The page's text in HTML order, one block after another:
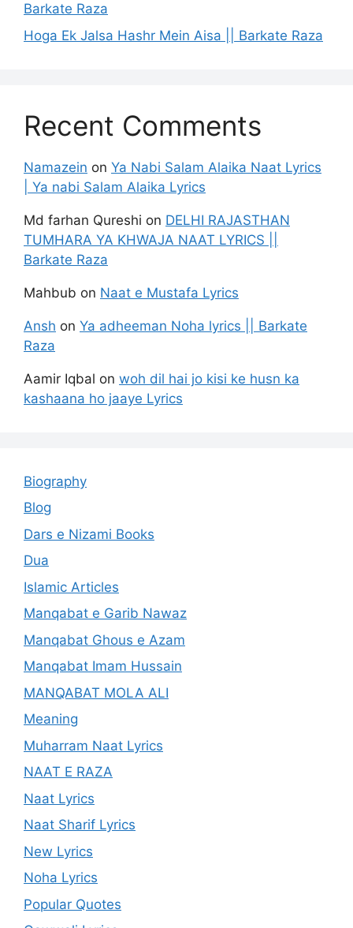
Barkate Raza
Hoga Ek Jalsa Hashr Mein Aisa || Barkate Raza
Recent Comments
Namazein on Ya Nabi Salam Alaika Naat Lyrics
| Ya nabi Salam Alaika Lyrics
Md farhan Qureshi on DELHI RAJASTHAN
TUMHARA YA KHWAJA NAAT LYRICS ||
Barkate Raza
Mahbub on Naat e Mustafa Lyrics
Ansh on Ya adheeman Noha lyrics || Barkate
Raza
Aamir Iqbal on woh dil hai jo kisi ke husn ka
kashaana ho jaaye Lyrics
Biography
Blog
Dars e Nizami Books
Dua
Islamic Articles
Manqabat e Garib Nawaz
Manqabat Ghous e Azam
Manqabat Imam Hussain
MANQABAT MOLA ALI
Meaning
Muharram Naat Lyrics
NAAT E RAZA
Naat Lyrics
Naat Sharif Lyrics
New Lyrics
Noha Lyrics
Popular Quotes